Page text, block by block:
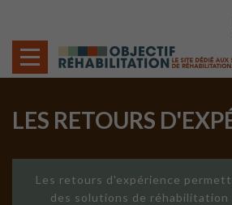
LES RETOURS
Les retours d'expérience
des solutions de réhabilitation